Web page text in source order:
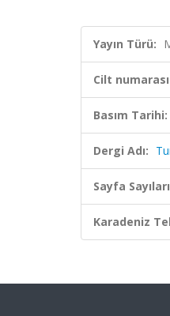
Yayın Türü:
Cilt
Basım Tarihi:
Dergi Adı:
Sayfa
Karadeniz